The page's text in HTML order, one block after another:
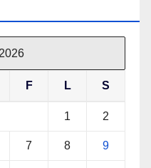
F L S
1 2
7 8 9